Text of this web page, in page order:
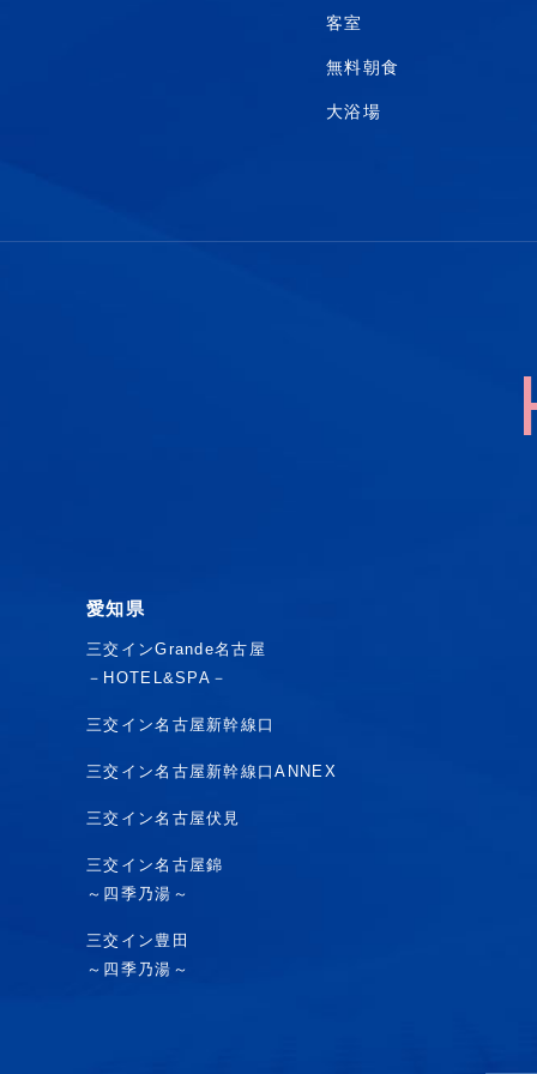
客室
無料朝食
大浴場
愛知県
三交インGrande名古屋
－HOTEL&SPA－
三交イン名古屋新幹線口
三交イン名古屋新幹線口ANNEX
三交イン名古屋伏見
三交イン名古屋錦
～四季乃湯～
三交イン豊田
～四季乃湯～